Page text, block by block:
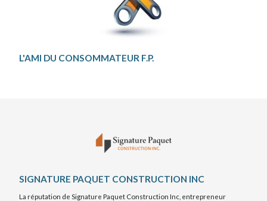
L'AMI DU CONSOMMATEUR F.P.
SIGNATURE PAQUET CONSTRUCTION INC
La réputation de Signature Paquet Construction Inc, entrepreneur